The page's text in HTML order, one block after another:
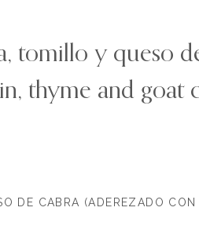
tomillo y queso
thyme and goat
DE CABRA (ADEREZADO CON